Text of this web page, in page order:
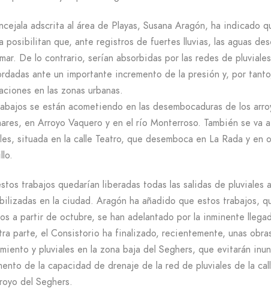
adscrita al área de Playas, Susana Aragón, ha indicado
posibilitan que, ante registros de fuertes lluvias, las aguas
De lo contrario, serían absorbidas por las redes de
ante un importante incremento de la presión y, por
en las zonas urbanas.
se están acometiendo en las desembocaduras de los
en Arroyo Vaquero y en el río Monterroso. También se va
situada en la calle Teatro, que desemboca en La Rada y en
trabajos quedarían liberadas todas las salidas de pluviales
en la ciudad. Aragón ha añadido que estos trabajos,
a partir de octubre, se han adelantado por la inminente
parte, el Consistorio ha finalizado, recientemente, unas
y pluviales en la zona baja del Seghers, que evitarán
de la capacidad de drenaje de la red de pluviales de la
del Seghers.